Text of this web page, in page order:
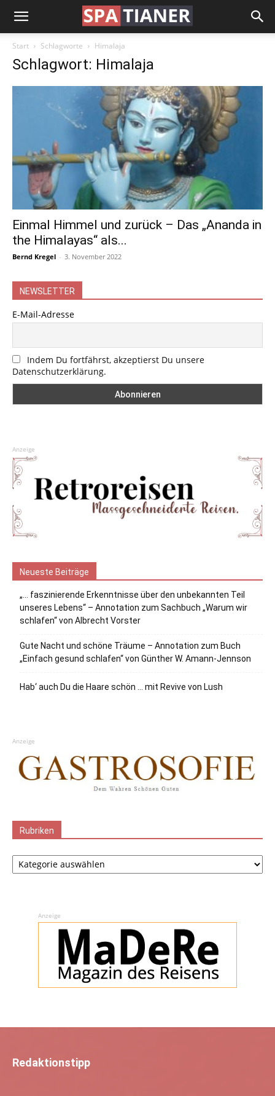
Start Schlagworte Himalaja
Schlagwort: Himalaja
Einmal Himmel und zurück – Das „Ananda in
the Himalayas“ als...
Bernd Kregel - 3. November 2022
NEWSLETTER
E-Mail-Adresse
Indem Du fortfährst, akzeptierst Du unsere
Datenschutzerklärung.
Anzeige
Neueste Beiträge
„… faszinierende Erkenntnisse über den unbekannten Teil
unseres Lebens“ – Annotation zum Sachbuch „Warum wir
schlafen“ von Albrecht Vorster
Gute Nacht und schöne Träume – Annotation zum Buch
„Einfach gesund schlafen“ von Günther W. Amann-Jennson
Hab‘ auch Du die Haare schön … mit Revive von Lush
Anzeige
Rubriken
Rubriken
Anzeige
Redaktionstipp